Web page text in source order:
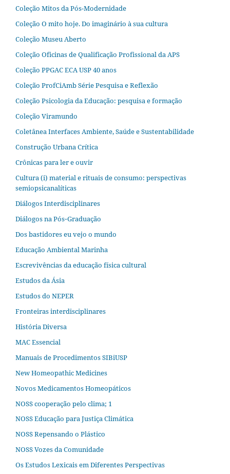
Coleção Mitos da Pós-Modernidade
Coleção O mito hoje. Do imaginário à sua cultura
Coleção Museu Aberto
Coleção Oficinas de Qualificação Profissional da APS
Coleção PPGAC ECA USP 40 anos
Coleção ProfCiAmb Série Pesquisa e Reflexão
Coleção Psicologia da Educação: pesquisa e formação
Coleção Viramundo
Coletânea Interfaces Ambiente, Saúde e Sustentabilidade
Construção Urbana Crítica
Crônicas para ler e ouvir
Cultura (i) material e rituais de consumo: perspectivas
semiopsicanalíticas
Diálogos Interdisciplinares
Diálogos na Pós‐Graduação
Dos bastidores eu vejo o mundo
Educação Ambiental Marinha
Escrevivências da educação física cultural
Estudos da Ásia​
Estudos do NEPER
Fronteiras interdisciplinares
História Diversa
MAC Essencial
Manuais de Procedimentos SIBiUSP
New Homeopathic Medicines
Novos Medicamentos Homeopáticos
NOSS cooperação pelo clima; 1
NOSS Educação para Justiça Climática
NOSS Repensando o Plástico
NOSS Vozes da Comunidade
Os Estudos Lexicais em Diferentes Perspectivas